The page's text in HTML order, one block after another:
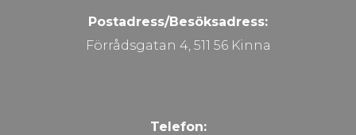
Postadress/Besöksadress:
Förrådsgatan 4, 511 56 Kinna
Telefon: